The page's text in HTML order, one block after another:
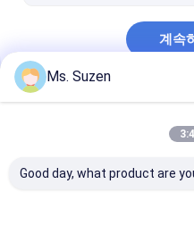
PVC 프라이버시 울타리
계속
Ms. Suzen
Good day, what product are